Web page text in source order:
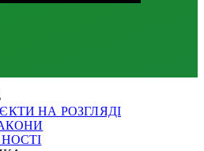
НА РОЗГЛЯДІ